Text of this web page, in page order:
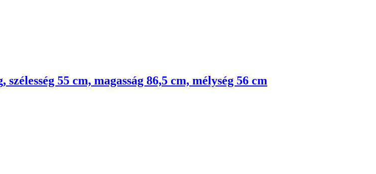
55 cm, magasság 86,5 cm, mélység 56 cm